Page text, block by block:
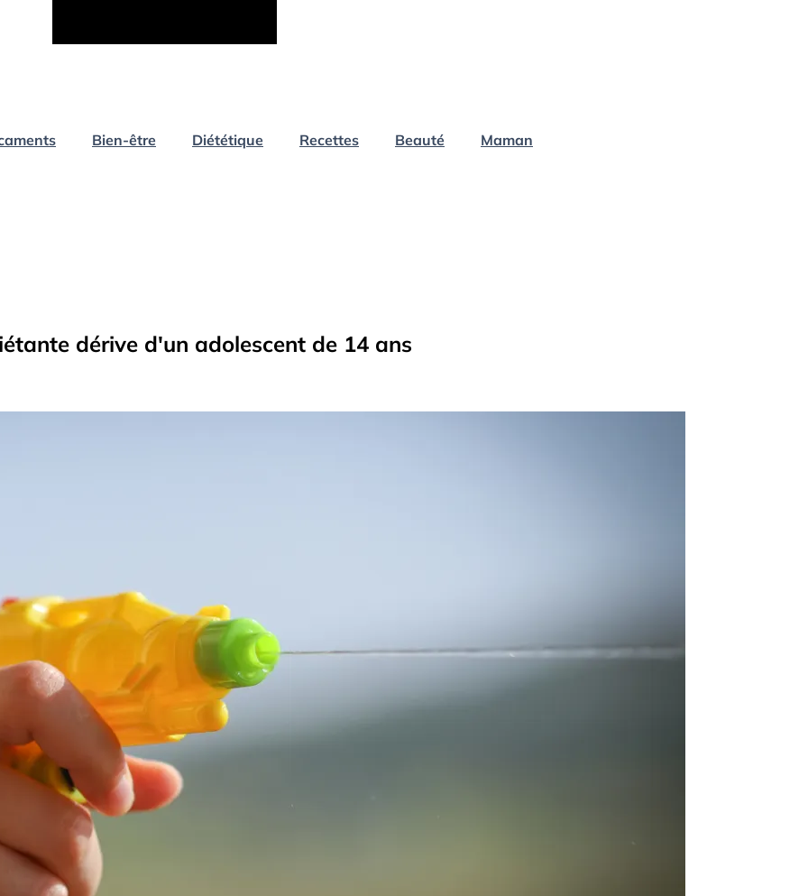
Bien-être Diététique Recettes Beauté Maman
dérive d'un adolescent de 14 ans